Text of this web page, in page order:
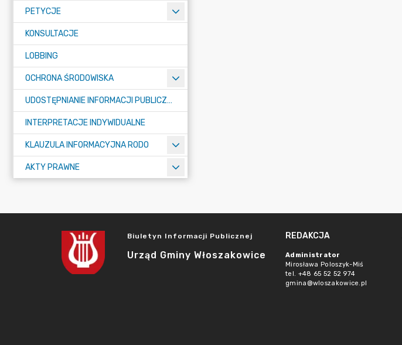
PETYCJE
KONSULTACJE
LOBBING
OCHRONA ŚRODOWISKA
UDOSTĘPNIANIE INFORMACJI PUBLICZNEJ
INTERPRETACJE INDYWIDUALNE
KLAUZULA INFORMACYJNA RODO
AKTY PRAWNE
Biuletyn Informacji Publicznej
Urząd Gminy Włoszakowice
REDAKCJA
Administrator
Mirosława Poloszyk-Miś
tel. +48 65 52 52 974
gmina@wloszakowice.pl